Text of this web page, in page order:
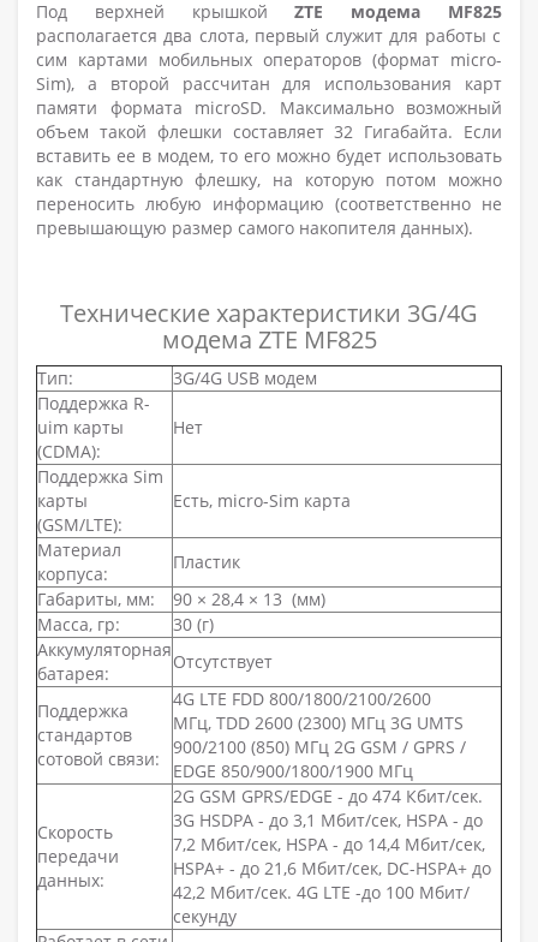
Под верхней крышкой ZTE модема MF825
располагается два слота, первый служит для работы с
сим картами мобильных операторов (формат micro-
Sim), а второй рассчитан для использования карт
памяти формата microSD. Максимально возможный
объем такой флешки составляет 32 Гигабайта. Если
вставить ее в модем, то его можно будет использовать
как стандартную флешку, на которую потом можно
переносить любую информацию (соответственно не
превышающую размер самого накопителя данных).
Технические характеристики 3G/4G
модема ZTE MF825
Тип:
3G/4G USB модем
Поддержка R-
uim карты
(CDMA):
Нет
Поддержка Sim
карты
(GSM/LTE):
Есть, micro-Sim карта
Материал
корпуса:
Пластик
Габариты, мм:
90 × 28,4 × 13 (мм)
Масса, гр:
30 (г)
Аккумуляторная
батарея:
Отсутствует
Поддержка
стандартов
сотовой связи:
4G LTE FDD 800/1800/2100/2600
МГц, TDD 2600 (2300) МГц 3G UMTS
900/2100 (850) МГц 2G GSM / GPRS /
EDGE 850/900/1800/1900 МГц
Скорость
передачи
данных:
2G GSM GPRS/EDGE - до 474 Кбит/сек.
3G HSDPA - до 3,1 Мбит/сек, HSPA - до
7,2 Мбит/сек, HSPA - до 14,4 Мбит/сек,
HSPA+ - до 21,6 Мбит/сек, DC-HSPA+ до
42,2 Мбит/сек. 4G LTE -до 100 Мбит/
секунду